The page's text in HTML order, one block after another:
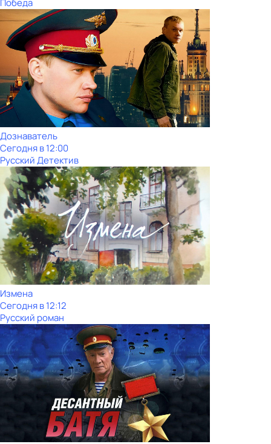
Победа
Дознаватель
Сегодня в 12:00
Русский Детектив
Измена
Сегодня в 12:12
Русский роман